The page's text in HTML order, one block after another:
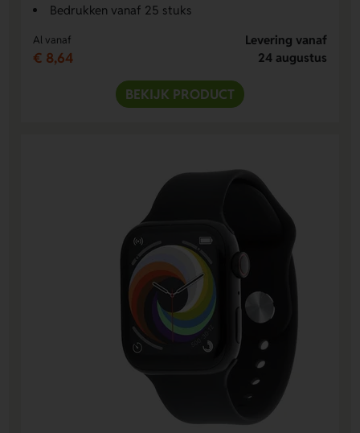
Bedrukken vanaf 25 stuks
Al vanaf
€ 8,64
Levering vanaf
24 augustus
BEKIJK PRODUCT